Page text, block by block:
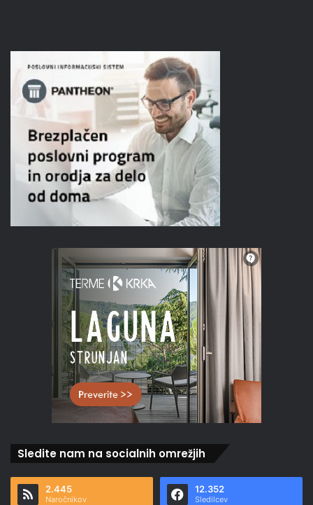
Sledite nam na socialnih omrežjih
2.445
Naročnikov
12.352
Sledilcev